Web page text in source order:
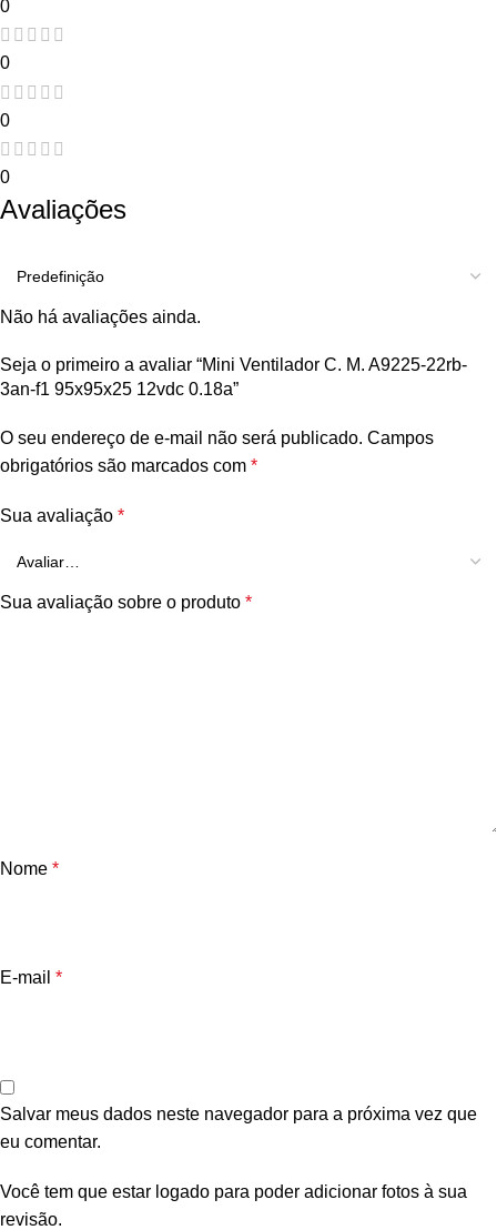
0
0
0
0
Avaliações
Não há avaliações ainda.
Seja o primeiro a avaliar “Mini Ventilador C. M. A9225-22rb-
3an-f1 95x95x25 12vdc 0.18a”
O seu endereço de e-mail não será publicado. Campos
obrigatórios são marcados com *
Sua avaliação *
Sua avaliação sobre o produto *
Nome *
E-mail *
Salvar meus dados neste navegador para a próxima vez que
eu comentar.
Você tem que estar logado para poder adicionar fotos à sua
revisão.